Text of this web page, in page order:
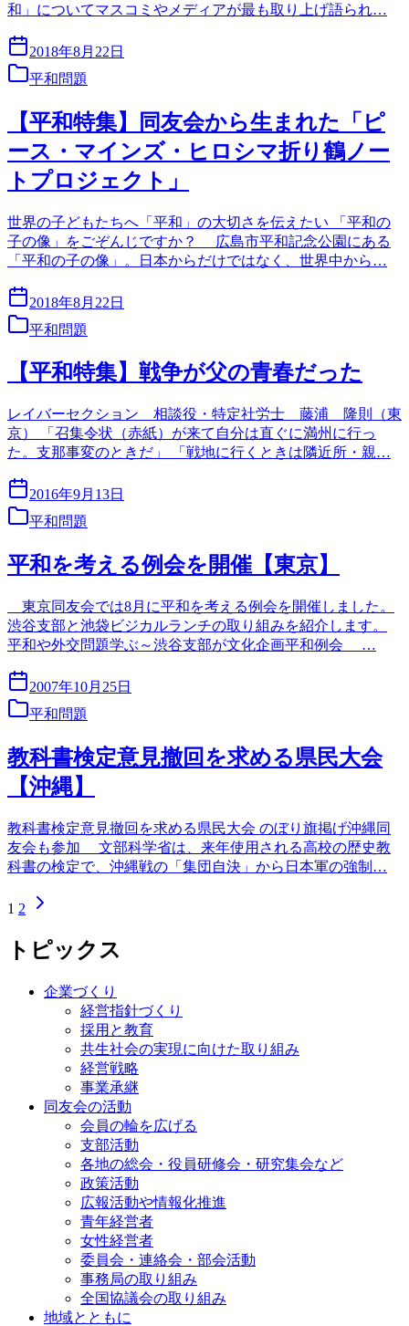
和」についてマスコミやメディアが最も取り上げ語られ…
2018年8月22日
平和問題
【平和特集】同友会から生まれた「ピ
ース・マインズ・ヒロシマ折り鶴ノー
トプロジェクト」
世界の子どもたちへ「平和」の大切さを伝えたい 「平和の
子の像」をごぞんじですか？ 広島市平和記念公園にある
「平和の子の像」。日本からだけではなく、世界中から…
2018年8月22日
平和問題
【平和特集】戦争が父の青春だった
レイバーセクション 相談役・特定社労士 藤浦 隆則（東
京） 「召集令状（赤紙）が来て自分は直ぐに満州に行っ
た。支那事変のときだ」 「戦地に行くときは隣近所・親…
2016年9月13日
平和問題
平和を考える例会を開催【東京】
東京同友会では8月に平和を考える例会を開催しました。
渋谷支部と池袋ビジカルランチの取り組みを紹介します。
平和や外交問題学ぶ～渋谷支部が文化企画平和例会 …
2007年10月25日
平和問題
教科書検定意見撤回を求める県民大会
【沖縄】
教科書検定意見撤回を求める県民大会 のぼり旗掲げ沖縄同
友会も参加 文部科学省は、来年使用される高校の歴史教
科書の検定で、沖縄戦の「集団自決」から日本軍の強制…
1 2
トピックス
企業づくり
経営指針づくり
採用と教育
共生社会の実現に向けた取り組み
経営戦略
事業承継
同友会の活動
会員の輪を広げる
支部活動
各地の総会・役員研修会・研究集会など
政策活動
広報活動や情報化推進
青年経営者
女性経営者
委員会・連絡会・部会活動
事務局の取り組み
全国協議会の取り組み
地域とともに